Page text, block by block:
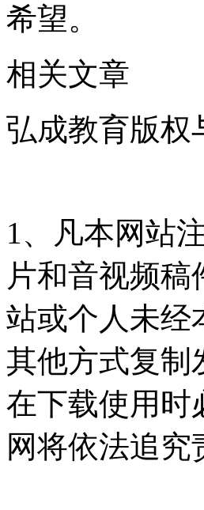
希望。
相关文章
弘成教育版权
1、凡本网站
片和音视频
站或个人未经
其他方式复制
在下载使用时
网将依法追究